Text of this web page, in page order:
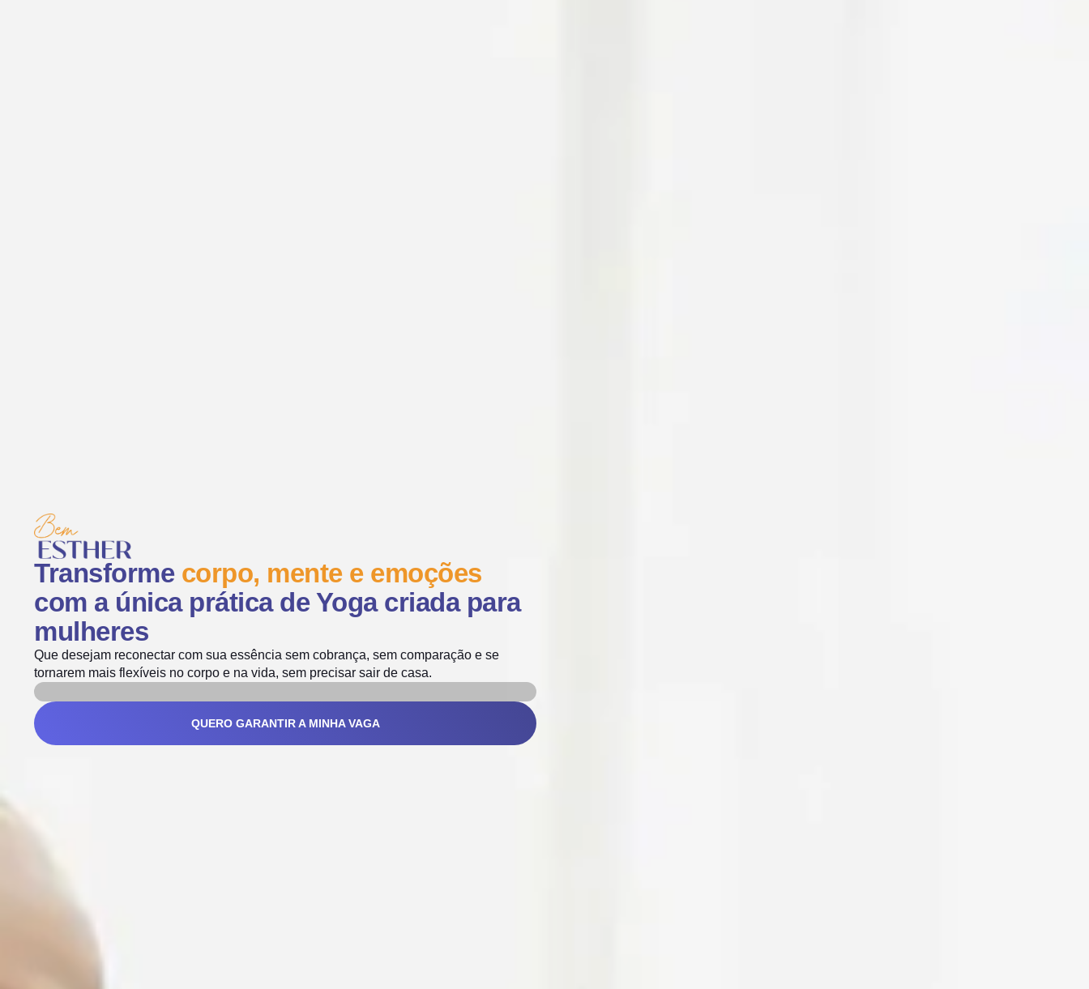
Transforme corpo, mente e emoções
com a única prática de Yoga criada para
mulheres
Que desejam reconectar com sua essência sem cobrança, sem comparação e se
tornarem mais flexíveis no corpo e na vida, sem precisar sair de casa.
QUERO GARANTIR A MINHA VAGA